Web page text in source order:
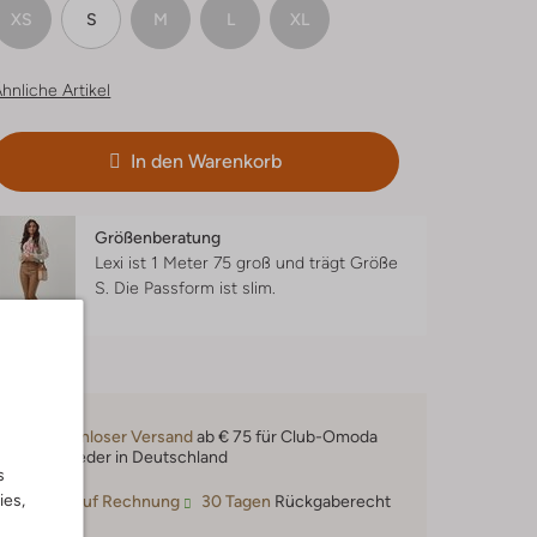
XS S M L XL
Artikel
In den Warenkorb
Größenberatung
Lexi ist 1 Meter 75 groß und trägt Größe
S. Die Passform ist slim.
Kostenloser Versandab € 75 für Club-Omoda
Mitglieder in Deutschland
Kauf auf Rechnung 30 Tagen Rückgaberecht